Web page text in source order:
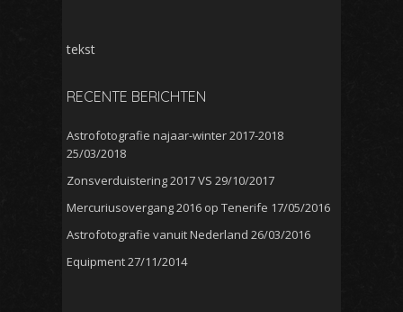
tekst
RECENTE BERICHTEN
Astrofotografie najaar-winter 2017-2018
25/03/2018
Zonsverduistering 2017 VS 29/10/2017
Mercuriusovergang 2016 op Tenerife 17/05/2016
Astrofotografie vanuit Nederland 26/03/2016
Equipment27/11/2014